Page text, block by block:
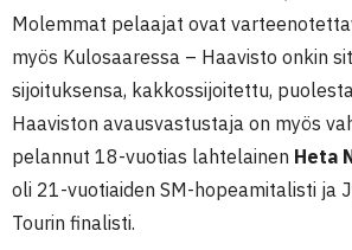
Molemmat pelaajat ovat
myös Kulosaaressa – Haavisto onkin
sijoituksensa, kakkossijoitettu,
Haaviston avausvastustaja on myös
pelannut 18-vuotias lahtelainen Heta
oli 21-vuotiaiden SM-hopeamitalisti ja
Tourin finalisti.